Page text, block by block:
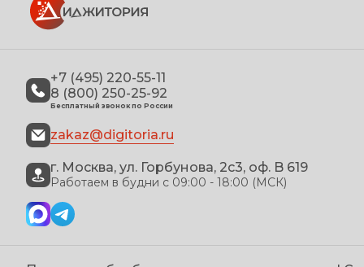
+7 (495) 220-55-11
8 (800) 250-25-92
Бесплатный звонок по России
zakaz@digitoria.ru
г. Москва, ул. Горбунова, 2с3, оф. B 619
Работаем в будни с 09:00 - 18:00 (МСК)